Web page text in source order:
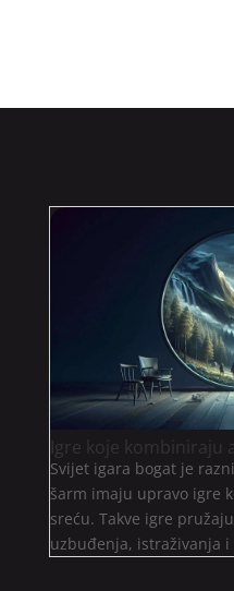
Igre koje kombiniraju
Svijet igara bogat je
šarm imaju upravo igre
sreću. Takve igre
uzbuđenja, istraživanja